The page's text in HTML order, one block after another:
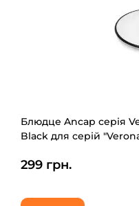
Блюдце Ancap серія
Black для серій
299 грн.